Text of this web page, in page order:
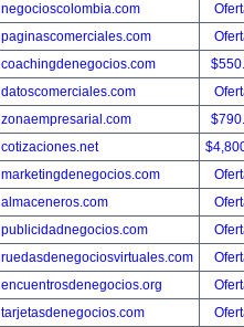
negocioscolombia.com
paginascomerciales.com
coachingdenegocios.com
datoscomerciales.com
zonaempresarial.com
cotizaciones.net
marketingdenegocios.com
almaceneros.com
publicidadnegocios.com
ruedasdenegociosvirtuales.com
encuentrosdenegocios.org
tarjetasdenegocios.com